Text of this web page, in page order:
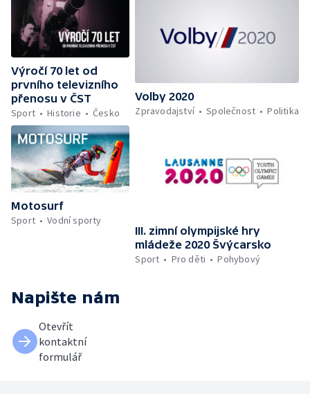
Výročí 70 let od
prvního televizního
přenosu v ČST
Sport
Historie Česko
Volby 2020
Zpravodajství
Společnost Politika
Motosurf
Sport
Vodní sporty
III. zimní olympijské hry
mládeže 2020 Švýcarsko
Sport
Pro děti Pohybový
Napište nám
Otevřít
kontaktní
formulář